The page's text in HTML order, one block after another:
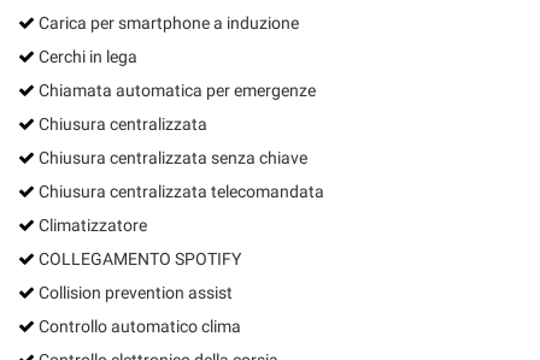
Carica per smartphone a induzione
Cerchi in lega
Chiamata automatica per emergenze
Chiusura centralizzata
Chiusura centralizzata senza chiave
Chiusura centralizzata telecomandata
Climatizzatore
COLLEGAMENTO SPOTIFY
Collision prevention assist
Controllo automatico clima